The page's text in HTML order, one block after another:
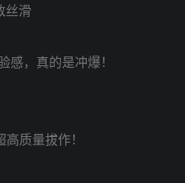
丝滑
，真的是冲爆！
质量拔作！